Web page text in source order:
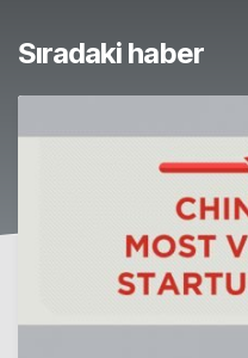
Sıradaki haber